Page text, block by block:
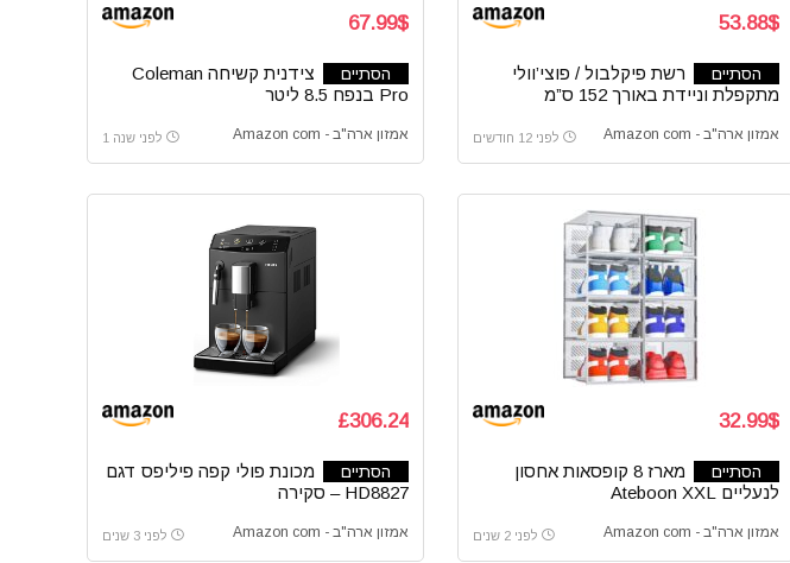
53.88$
הסתיים
רשת פיקלבול / פוצי’וולי
מתקפלת וניידת באורך 152 ס”מ
אמזון ארה"ב - Amazon com לפני 12 חודשים
67.99$
הסתיים
צידנית קשיחה Coleman
Pro בנפח 8.5 ליטר
אמזון ארה"ב - Amazon com לפני שנה 1
32.99$
הסתיים
מארז 8 קופסאות אחסון
לנעליים Ateboon XXL
אמזון ארה"ב - Amazon com לפני 2 שנים
£306.24
הסתיים
מכונת פולי קפה פיליפס דגם
HD8827 – סקירה
אמזון ארה"ב - Amazon com לפני 3 שנים